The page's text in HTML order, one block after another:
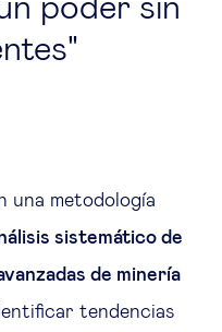
poder sin
una metodología
sistemático de
de minería
tendencias